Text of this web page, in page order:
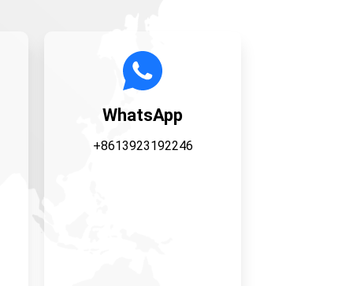
WhatsApp
+8613923192246